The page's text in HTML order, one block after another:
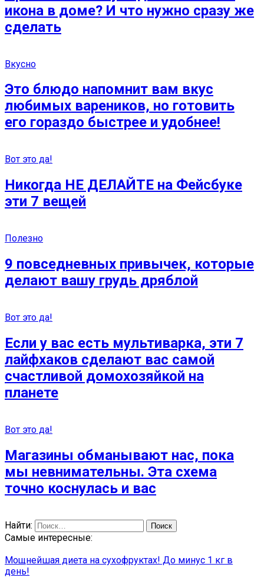
икона в доме? И что нужно сразу же
сделать
Вкусно
Это блюдо напомнит вам вкус
любимых вареников, но готовить
его гораздо быстрее и удобнее!
Вот это да!
Никогда НЕ ДЕЛАЙТЕ на Фейсбуке
эти 7 вещей
Полезно
9 повседневных привычек, которые
делают вашу грудь дряблой
Вот это да!
Если у вас есть мультиварка, эти 7
лайфхаков сделают вас самой
счастливой домохозяйкой на
планете
Вот это да!
Магазины обманывают нас, пока
мы невнимательны. Эта схема
точно коснулась и вас
Найти:
Самые интересные:
Мощнейшая диета на сухофруктах! До минус 1 кг в
день!